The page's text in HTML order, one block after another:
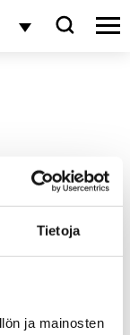
Tietoja
ja mainosten